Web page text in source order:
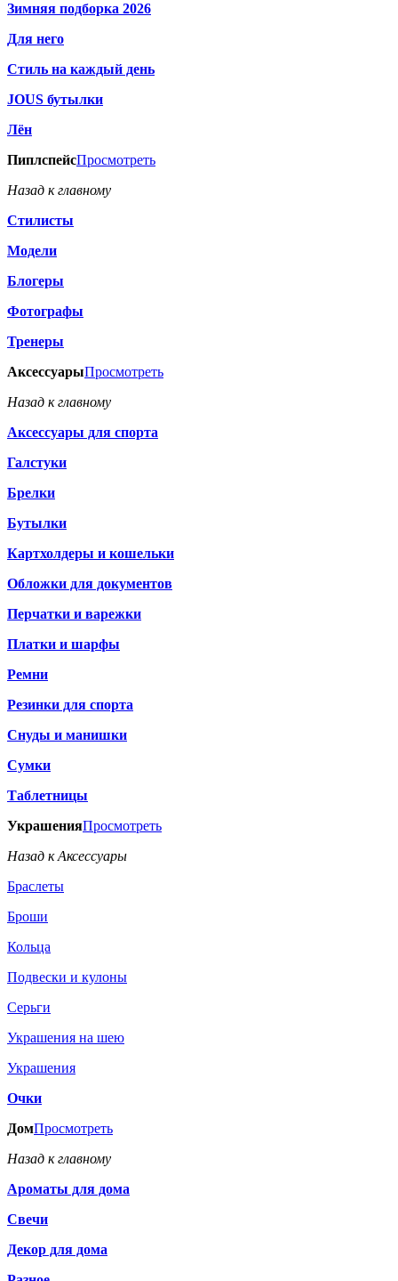
Зимняя подборка 2026
Для него
Стиль на каждый день
JOUS бутылки
Лён
ПиплспейсПросмотреть
Назад к главному
Стилисты
Модели
Блогеры
Фотографы
Тренеры
АксессуарыПросмотреть
Назад к главному
Аксессуары для спорта
Галстуки
Брелки
Бутылки
Картхолдеры и кошельки
Обложки для документов
Перчатки и варежки
Платки и шарфы
Ремни
Резинки для спорта
Снуды и манишки
Сумки
Таблетницы
УкрашенияПросмотреть
Назад к Аксессуары
Браслеты
Броши
Кольца
Подвески и кулоны
Серьги
Украшения на шею
Украшения
Очки
ДомПросмотреть
Назад к главному
Ароматы для дома
Свечи
Декор для дома